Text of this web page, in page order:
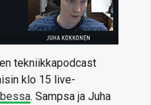
tekniikkapodcast
klo 15 live-
. Sampsa ja Juha